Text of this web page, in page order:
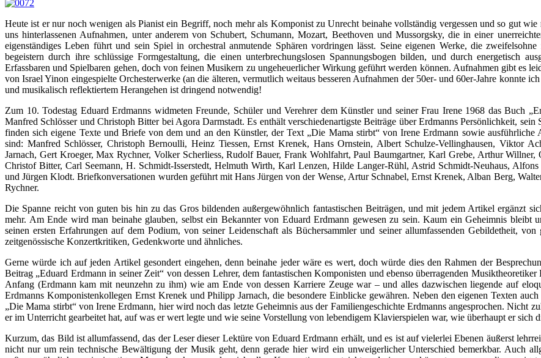
Heute ist er nur noch wenigen als Pianist ein Begriff, noch mehr als Komponist zu Unrecht beinahe vollständig vergessen und so gut
uns hinterlassenen Aufnahmen, unter anderem von Schubert, Schumann, Mozart, Beethoven und Mussorgsky, die in einer
eigenständiges Leben führt und sein Spiel in orchestral anmutende Sphären vordringen lässt. Seine eigenen Werke, die
begeistern durch ihre schlüssige Formgestaltung, die einen unterbrechungslosen Spannungsbogen bilden, und durch energetisch
Erfassbaren und Spielbaren gehen, doch von feinen Musikern zu ungeheuerlicher Wirkung geführt werden können. Aufnahmen gibt es
von Israel Yinon eingespielte Orchesterwerke (an die älteren, vermutlich weitaus besseren Aufnahmen der 50er- und 60er-Jahre konnte
und musikalisch reflektiertem Herangehen ist dringend notwendig!
Zum 10. Todestag Eduard Erdmanns widmeten Freunde, Schüler und Verehrer dem Künstler und seiner Frau Irene 1968 das Buch
Manfred Schlösser und Christoph Bitter bei Agora Darmstadt. Es enthält verschiedenartigste Beiträge über Erdmanns Persönlichkeit,
finden sich eigene Texte und Briefe von dem und an den Künstler, der Text „Die Mama stirbt“ von Irene Erdmann sowie
sind: Manfred Schlösser, Christoph Bernoulli, Heinz Tiessen, Ernst Krenek, Hans Ornstein, Albert Schulze-Vellinghausen, Viktor
Jarnach, Gert Kroeger, Max Rychner, Volker Scherliess, Rudolf Bauer, Frank Wohlfahrt, Paul Baumgartner, Karl Grebe, Arthur
Christof Bitter, Carl Seemann, H. Schmidt-Isserstedt, Helmuth Wirth, Karl Lenzen, Hilde Langer-Rühl, Astrid Schmidt-Neuhaus,
und Jürgen Klodt. Briefkonversationen wurden geführt mit Hans Jürgen von der Wense, Artur Schnabel, Ernst Krenek, Alban Berg,
Rychner.
Die Spanne reicht von guten bis hin zu das Gros bildenden außergewöhnlich fantastischen Beiträgen, und mit jedem Artikel ergänzt
mehr. Am Ende wird man beinahe glauben, selbst ein Bekannter von Eduard Erdmann gewesen zu sein. Kaum ein Geheimnis bleibt
seinen ersten Erfahrungen auf dem Podium, von seiner Leidenschaft als Büchersammler und seiner allumfassenden Gebildetheit,
zeitgenössische Konzertkritiken, Gedenkworte und ähnliches.
Gerne würde ich auf jeden Artikel gesondert eingehen, denn beinahe jeder wäre es wert, doch würde dies den Rahmen der
Beitrag „Eduard Erdmann in seiner Zeit“ von dessen Lehrer, dem fantastischen Komponisten und ebenso überragenden
Anfang (Erdmann kam mit neunzehn zu ihm) wie am Ende von dessen Karriere Zeuge war – und alles dazwischen liegende auf
Erdmanns Komponistenkollegen Ernst Krenek und Philipp Jarnach, die besondere Einblicke gewähren. Neben den eigenen Texten
„Die Mama stirbt“ von Irene Erdmann, hier wird noch das letzte Geheimnis aus der Familiengeschichte Erdmanns angesprochen. Nicht
er im Unterricht gearbeitet hat, auf was er wert legte und wie seine Vorstellung von lebendigem Klavierspielen war, wie überhaupt er sich
Kurzum, das Bild ist allumfassend, das der Leser dieser Lektüre von Eduard Erdmann erhält, und es ist auf vielerlei Ebenen äußerst
nicht nur um rein technische Bewältigung der Musik geht, denn gerade hier wird ein unweigerlicher Unterschied bemerkbar. Auch